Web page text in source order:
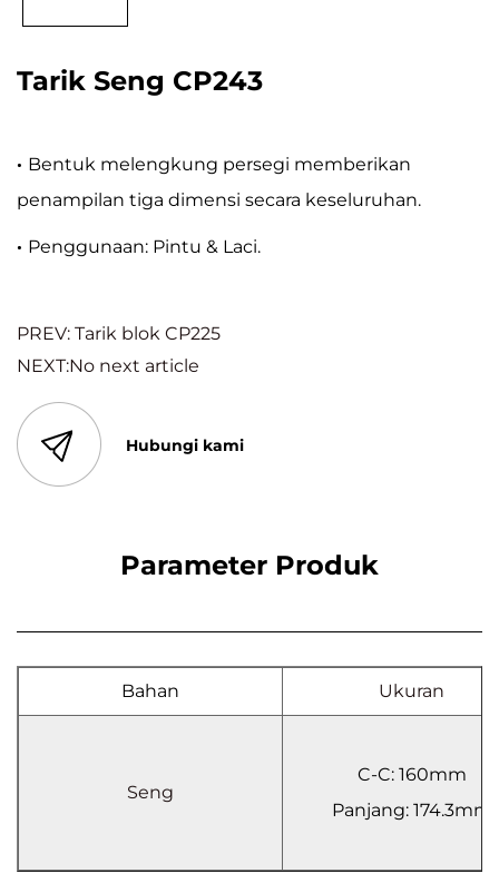
Tarik Seng CP243
· Bentuk melengkung persegi memberikan
penampilan tiga dimensi secara keseluruhan.
· Penggunaan: Pintu & Laci.
PREV: Tarik blok CP225
NEXT:No next article
Hubungi kami
Parameter Produk
Bahan Ukuran
Seng
C-C: 160mm
Panjang: 174.3mm